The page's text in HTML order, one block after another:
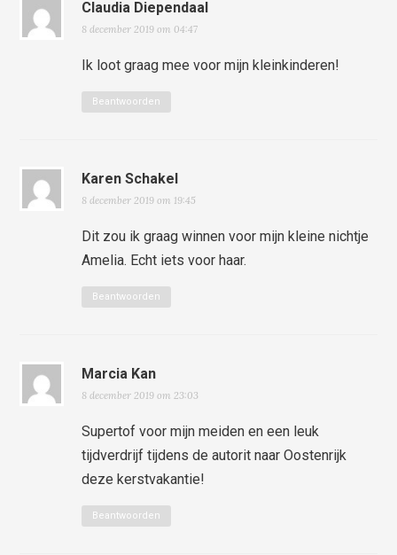
Claudia Diependaal
8 december 2019 om 04:47
Ik loot graag mee voor mijn kleinkinderen!
Beantwoorden
Karen Schakel
8 december 2019 om 19:45
Dit zou ik graag winnen voor mijn kleine nichtje
Amelia. Echt iets voor haar.
Beantwoorden
Marcia Kan
8 december 2019 om 23:03
Supertof voor mijn meiden en een leuk
tijdverdrijf tijdens de autorit naar Oostenrijk
deze kerstvakantie!
Beantwoorden